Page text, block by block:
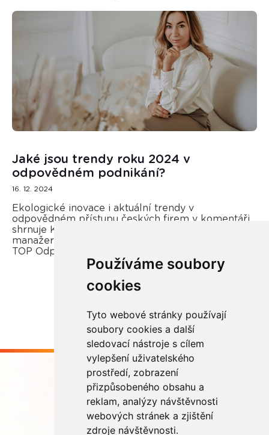
Používáme soubory
cookies
Tyto webové stránky používají
soubory cookies a další
sledovací nástroje s cílem
vylepšení uživatelského
prostředí, zobrazení
přizpůsobeného obsahu a
reklam, analýzy návštěvnosti
webových stránek a zjištění
zdroje návštěvnosti.
Jaké jsou trendy roku 2024 v
odpovědném podnikání?
16. 12. 2024
Ekologické inovace i aktuální trendy v
odpovědném přístupu českých firem v komentáři
shrnuje Kateřina Opletal Průchová, regionální
manažerka REMA Systém a porotkyně soutěže
TOP Odpovědná firma.
Buďme ve spojení